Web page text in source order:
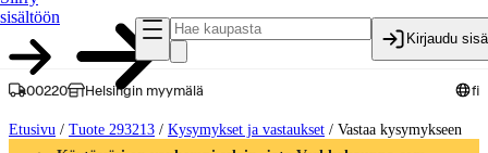
sisältöön
Kirjaudu
00220 Helsingin myymälä fi
Etusivu / Tuote 293213 / Kysymykset ja vastaukset / Vastaa kysymykseen